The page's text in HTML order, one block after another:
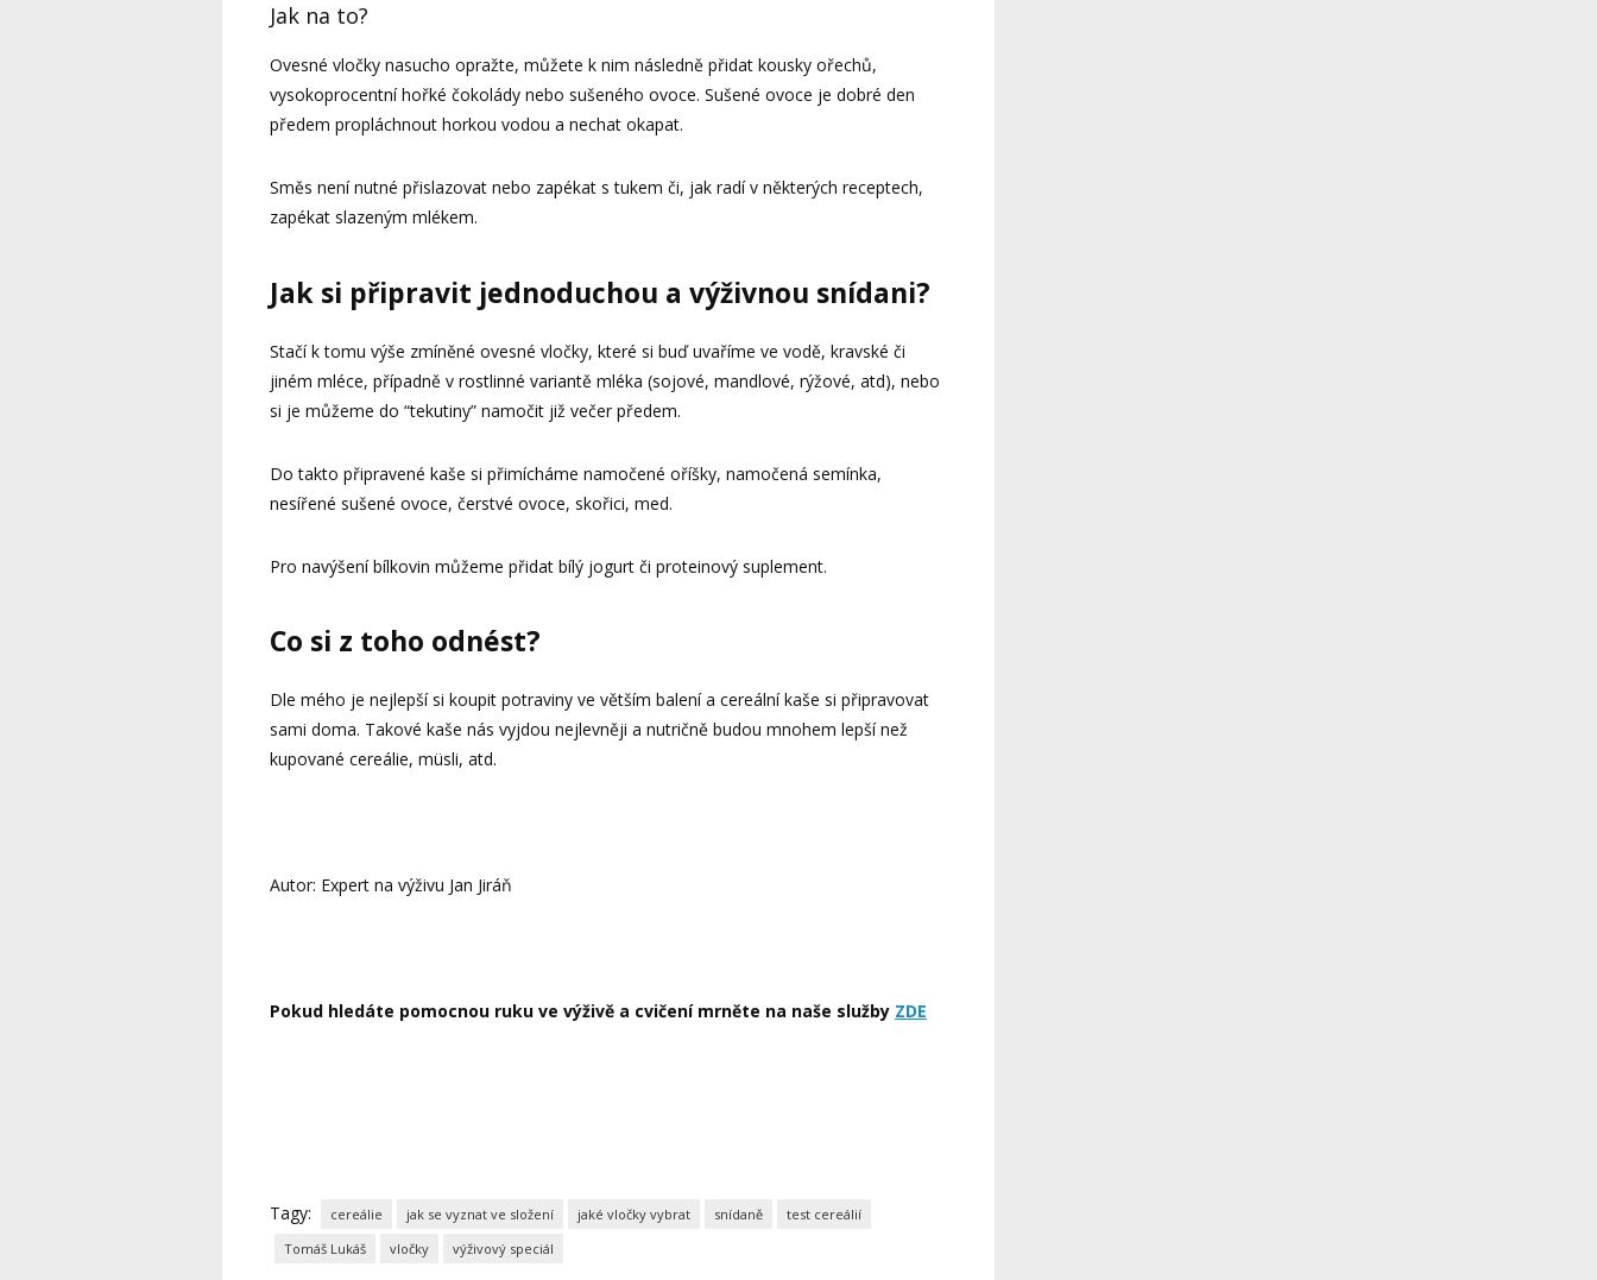
Jak na to?
Ovesné vločky nasucho opražte, můžete k nim následně přidat kousky ořechů,
vysokoprocentní hořké čokolády nebo sušeného ovoce. Sušené ovoce je dobré den
předem propláchnout horkou vodou a nechat okapat.
Směs není nutné přislazovat nebo zapékat s tukem či, jak radí v některých receptech,
zapékat slazeným mlékem.
Jak si připravit jednoduchou a výživnou snídani?
Stačí k tomu výše zmíněné ovesné vločky, které si buď uvaříme ve vodě, kravské či
jiném mléce, případně v rostlinné variantě mléka (sojové, mandlové, rýžové, atd), nebo
si je můžeme do “tekutiny” namočit již večer předem.
Do takto připravené kaše si přimícháme namočené oříšky, namočená semínka,
nesířené sušené ovoce, čerstvé ovoce, skořici, med.
Pro navýšení bílkovin můžeme přidat bílý jogurt či proteinový suplement.
Co si z toho odnést?
Dle mého je nejlepší si koupit potraviny ve větším balení a cereální kaše si připravovat
sami doma. Takové kaše nás vyjdou nejlevněji a nutričně budou mnohem lepší než
kupované cereálie, müsli, atd.
Autor: Expert na výživu Jan Jiráň
Pokud hledáte pomocnou ruku ve výživě a cvičení mrněte na naše služby ZDE
Tagy: cereálie jak se vyznat ve složení jaké vločky vybrat snídaně
test cereálií
Tomáš Lukáš
vločky výživový speciál